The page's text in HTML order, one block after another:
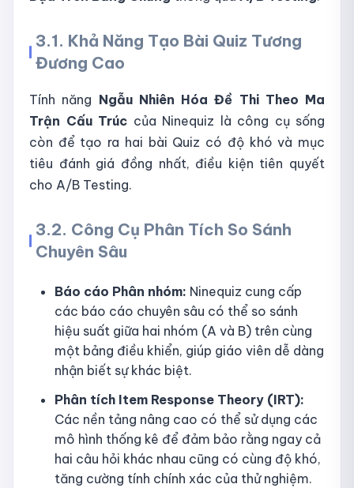
3.1. Khả Năng Tạo Bài Quiz Tương
Đương Cao
Tính năng Ngẫu Nhiên Hóa Đề Thi Theo Ma
Trận Cấu Trúc của Ninequiz là công cụ sống
còn để tạo ra hai bài Quiz có độ khó và mục
tiêu đánh giá đồng nhất, điều kiện tiên quyết
cho A/B Testing.
3.2. Công Cụ Phân Tích So Sánh
Chuyên Sâu
Báo cáo Phân nhóm: Ninequiz cung cấp
các báo cáo chuyên sâu có thể so sánh
hiệu suất giữa hai nhóm (A và B) trên cùng
một bảng điều khiển, giúp giáo viên dễ dàng
nhận biết sự khác biệt.
Phân tích Item Response Theory (IRT):
Các nền tảng nâng cao có thể sử dụng các
mô hình thống kê để đảm bảo rằng ngay cả
hai câu hỏi khác nhau cũng có cùng độ khó,
tăng cường tính chính xác của thử nghiệm.